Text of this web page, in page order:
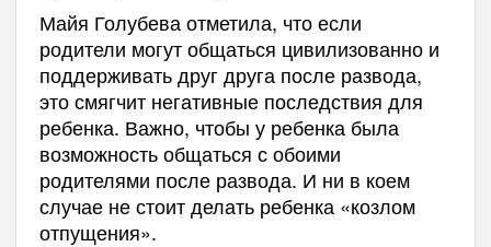
Майя Голубева отметила, что если
родители могут общаться цивилизованно и
поддерживать друг друга после развода,
это смягчит негативные последствия для
ребенка. Важно, чтобы у ребенка была
возможность общаться с обоими
родителями после развода. И ни в коем
случае не стоит делать ребенка «козлом
отпущения».